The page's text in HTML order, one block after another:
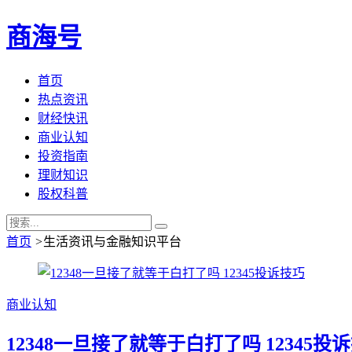
商海号
首页
热点资讯
财经快讯
商业认知
投资指南
理财知识
股权科普
首页 >生活资讯与金融知识平台
商业认知
12348一旦接了就等于白打了吗 12345投